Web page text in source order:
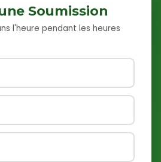
Soumission
l'heure pendant les heures